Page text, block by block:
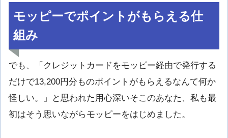
モッピーでポイントがもらえる仕
組み
でも、「クレジットカードをモッピー経由で発行する
だけで13,200円分ものポイントがもらえるなんて何か
怪しい。」と思われた用心深いそこのあなた、私も最
初はそう思いながらモッピーをはじめました。